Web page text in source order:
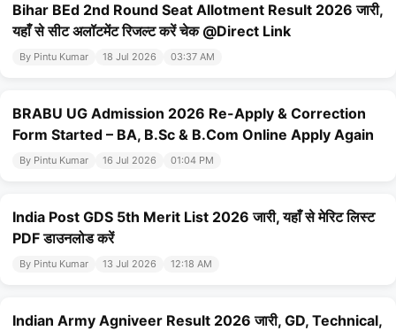
Bihar BEd 2nd Round Seat Allotment Result 2026 जारी,
यहाँ से सीट अलॉटमेंट रिजल्ट करें चेक @Direct Link
By Pintu Kumar 18 Jul 2026 03:37 AM
BRABU UG Admission 2026 Re-Apply & Correction
Form Started – BA, B.Sc & B.Com Online Apply Again
By Pintu Kumar 16 Jul 2026 01:04 PM
India Post GDS 5th Merit List 2026 जारी, यहाँ से मेरिट लिस्ट
PDF डाउनलोड करें
By Pintu Kumar 13 Jul 2026 12:18 AM
Indian Army Agniveer Result 2026 जारी, GD, Technical,